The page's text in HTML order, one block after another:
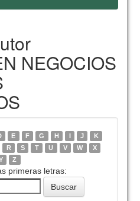
NEGOCIOS
E F G H I J
K
R S T U V W
X
Z
primeras letras: